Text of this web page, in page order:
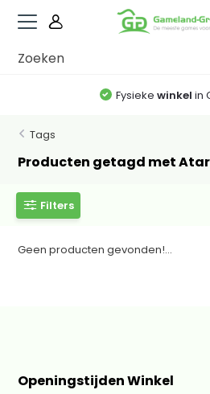
Fysieke winkel in
Tags
Producten getagd met
Filters
Geen producten gevonden!...
Openingstijden Winkel